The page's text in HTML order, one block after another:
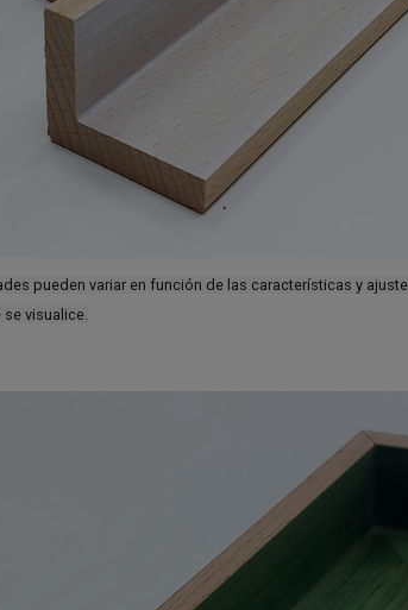
pueden variar en función de las características y
visualice.